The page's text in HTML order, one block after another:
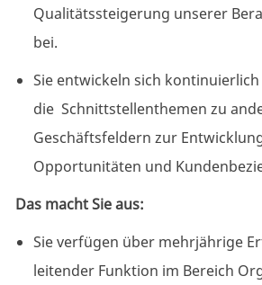
Qualitätssteigerung unserer
bei.
Sie entwickeln sich
die Schnittstellenthemen zu
Geschäftsfeldern zur
Opportunitäten und
Das macht Sie aus:
Sie verfügen über mehrjährige
leitender Funktion im Bereich